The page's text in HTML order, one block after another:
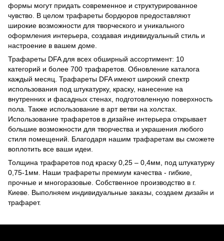
формы могут придать современное и структурированное
чувство. В целом трафареты бордюров предоставляют
широкие возможности для творческого и уникального
оформления интерьера, создавая индивидуальный стиль и
настроение в вашем доме.
Трафареты DFA для всех обширный ассортимент: 10
категорий и более 700 трафаретов. Обновление каталога
каждый месяц. Трафареты DFA имеют широкий спектр
использования под штукатурку, краску, нанесение на
внутренних и фасадных стенах, подготовленную поверхность
пола. Также использование в арт ветви на холстах.
Использование трафаретов в дизайне интерьера открывает
большие возможности для творчества и украшения любого
стиля помещений. Благодаря нашим трафаретам вы сможете
воплотить все ваши идеи.
Толщина трафаретов под краску 0,25 – 0,4мм, под штукатурку
0,75-1мм. Наши трафареты премиум качества - гибкие,
прочные и многоразовые. Собственное производство в г.
Киеве. Выполняем индивидуальные заказы, создаем дизайн и
трафарет.